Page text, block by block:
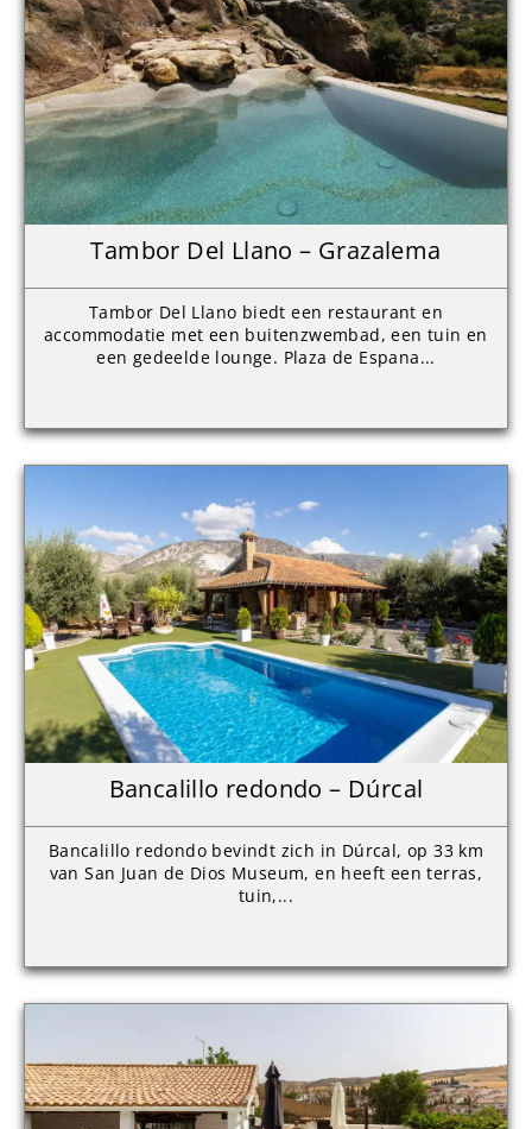
Tambor Del Llano – Grazalema
Tambor Del Llano biedt een restaurant en
accommodatie met een buitenzwembad, een tuin en
een gedeelde lounge. Plaza de Espana...
Bancalillo redondo – Dúrcal
Bancalillo redondo bevindt zich in Dúrcal, op 33 km
van San Juan de Dios Museum, en heeft een terras,
tuin,...